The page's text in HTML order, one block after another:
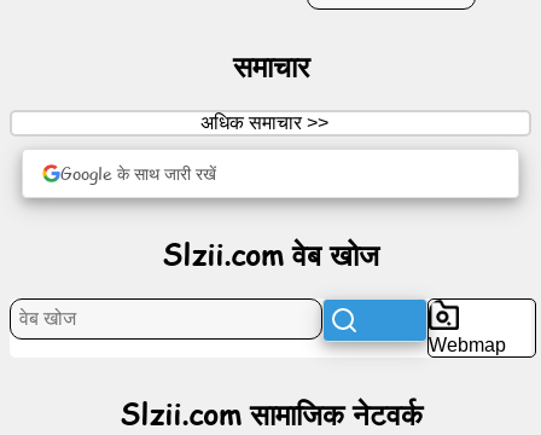
कार्यसूची
मनोरंजन
समाचार
अधिक समाचार >>
Google के साथ जारी रखें
Slzii.com वेब खोज
Webmap
Slzii.com सामाजिक नेटवर्क